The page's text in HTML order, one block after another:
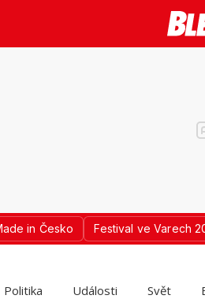
in Česko Festival ve Varech
Politika Události Svět